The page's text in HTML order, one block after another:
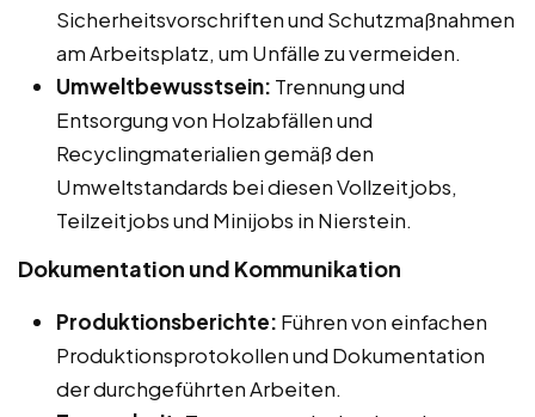
Sicherheitsvorschriften und Schutzmaßnahmen
am Arbeitsplatz, um Unfälle zu vermeiden.
Umweltbewusstsein: Trennung und
Entsorgung von Holzabfällen und
Recyclingmaterialien gemäß den
Umweltstandards bei diesen Vollzeitjobs,
Teilzeitjobs und Minijobs in Nierstein.
Dokumentation und Kommunikation
Produktionsberichte: Führen von einfachen
Produktionsprotokollen und Dokumentation
der durchgeführten Arbeiten.